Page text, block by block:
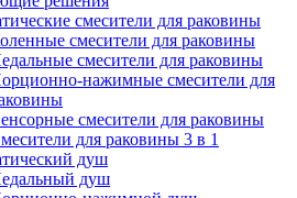
смесители для раковины
смесители для раковины
смесители для раковины
нажимные смесители для
смесители для раковины
для раковины 3 в 1
душ
душ